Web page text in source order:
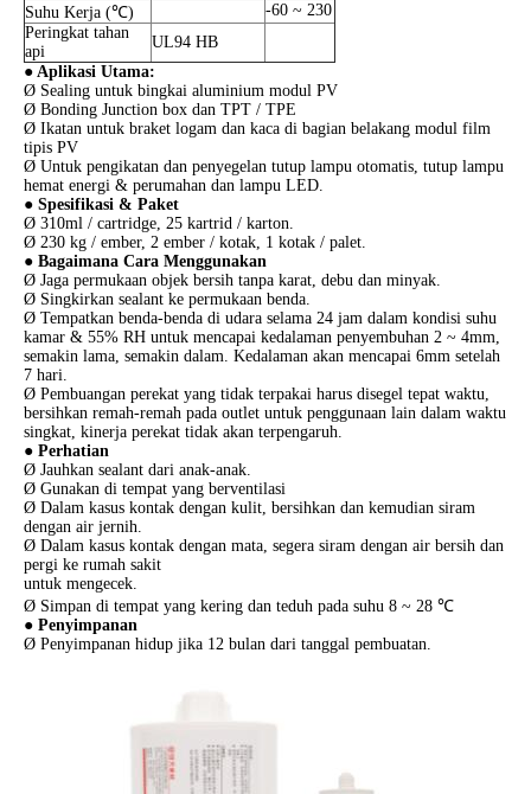
Suhu Kerja (℃)
-60 ~ 230
Peringkat tahan
api
UL94 HB
● Aplikasi Utama:
Ø Sealing untuk bingkai aluminium modul PV
Ø Bonding Junction box dan TPT / TPE
Ø Ikatan untuk braket logam dan kaca di bagian belakang modul film
tipis PV
Ø Untuk pengikatan dan penyegelan tutup lampu otomatis, tutup lampu
hemat energi & perumahan dan lampu LED.
● Spesifikasi & Paket
Ø 310ml / cartridge, 25 kartrid / karton.
Ø 230 kg / ember, 2 ember / kotak, 1 kotak / palet.
● Bagaimana Cara Menggunakan
Ø Jaga permukaan objek bersih tanpa karat, debu dan minyak.
Ø Singkirkan sealant ke permukaan benda.
Ø Tempatkan benda-benda di udara selama 24 jam dalam kondisi suhu
kamar & 55% RH untuk mencapai kedalaman penyembuhan 2 ~ 4mm,
semakin lama, semakin dalam. Kedalaman akan mencapai 6mm setelah
7 hari.
Ø Pembuangan perekat yang tidak terpakai harus disegel tepat waktu,
bersihkan remah-remah pada outlet untuk penggunaan lain dalam waktu
singkat, kinerja perekat tidak akan terpengaruh.
● Perhatian
Ø Jauhkan sealant dari anak-anak.
Ø Gunakan di tempat yang berventilasi
Ø Dalam kasus kontak dengan kulit, bersihkan dan kemudian siram
dengan air jernih.
Ø Dalam kasus kontak dengan mata, segera siram dengan air bersih dan
pergi ke rumah sakit
untuk mengecek.
Ø Simpan di tempat yang kering dan teduh pada suhu 8 ~ 28 ℃
● Penyimpanan
Ø Penyimpanan hidup jika 12 bulan dari tanggal pembuatan.